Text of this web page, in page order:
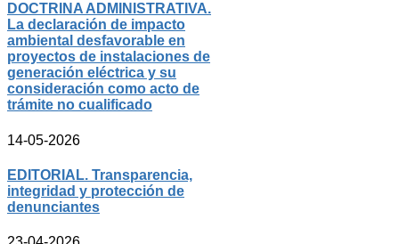
DOCTRINA ADMINISTRATIVA.
La declaración de impacto
ambiental desfavorable en
proyectos de instalaciones de
generación eléctrica y su
consideración como acto de
trámite no cualificado
14-05-2026
EDITORIAL. Transparencia,
integridad y protección de
denunciantes